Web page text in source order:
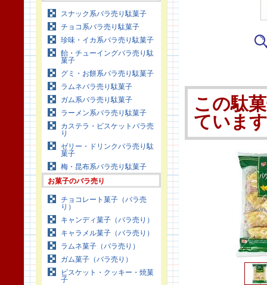
スナック系バラ売り駄菓子
チョコ系バラ売り駄菓子
珍味・イカ系バラ売り駄菓子
飴・チューイングバラ売り駄
菓子
グミ・お餅系バラ売り駄菓子
ラムネバラ売り駄菓子
ガム系バラ売り駄菓子
ラーメン系バラ売り駄菓子
カステラ・ビスケットバラ売
り
ゼリー・ドリンクバラ売り駄
菓子
梅・昆布系バラ売り駄菓子
お菓子のバラ売り
チョコレート菓子（バラ売
り）
キャンディ菓子（バラ売り）
キャラメル菓子（バラ売り）
ラムネ菓子（バラ売り）
ガム菓子（バラ売り）
ビスケット・クッキー・焼菓
子
この駄
ていま